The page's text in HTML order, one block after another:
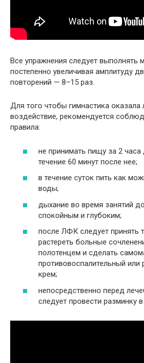
Все упражнения следует выполнять
постепенно увеличивая амплитуду
повторений — 8–15 раз.
Для того чтобы гимнастика оказала
воздействие, рекомендуется
правила:
не принимать пищу за 2
течение 60 минут после нее;
в течение суток пить как
воды;
дыхание во время занятий
спокойным и глубоким;
после ЛФК следует принять
растереть больные
полотенцем и сделать
противовоспалительный
крем;
непосредственно перед
следует провести разминку в